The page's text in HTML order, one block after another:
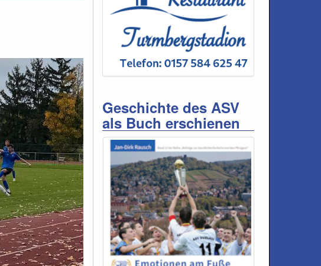
Geschichte des ASV
als Buch erschienen